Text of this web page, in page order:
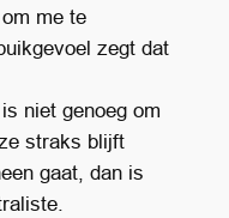
me te
zegt dat
niet genoeg om
straks blijft
gaat, dan is